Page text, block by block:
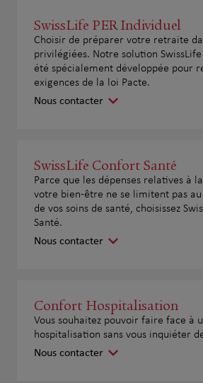
SwissLife PER Individuel
Choisir de préparer votre retraite
privilégiées. Notre solution SwissLife
été spécialement développée pour
exigences de la loi Pacte.
Nous contacter
SwissLife Confort Santé
Parce que les dépenses relatives à
votre bien-être ne se limitent pas
de vos soins de santé, choisissez
Santé.
Nous contacter
Confort Hospitalisation
Vous souhaitez pouvoir faire face à
hospitalisation sans vous inquiéter
Nous contacter